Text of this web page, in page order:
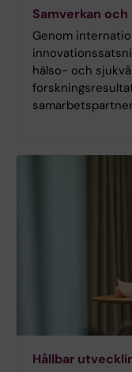
Samverkan
Genom
hälso- och
Hållbar